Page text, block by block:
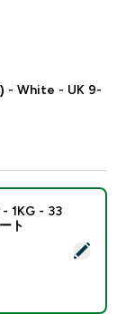
- White - UK 9-
テイン - 1KG -
1KG - 33
ト